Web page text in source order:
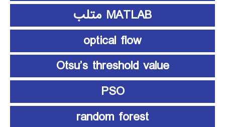
MATLAB متلب
optical flow
Otsu’s threshold value
PSO
random forest